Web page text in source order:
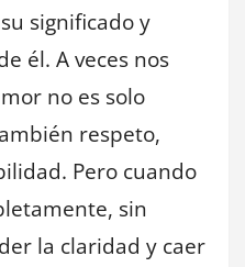
significado y
él. A veces nos
no es solo
respeto,
Pero cuando
sin
la claridad y caer